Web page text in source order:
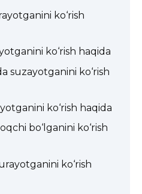
ko‘rish
ko‘rish haqida
suzayotganini ko‘rish
ko‘rish haqida
bo‘lganini ko‘rish
ko‘rish